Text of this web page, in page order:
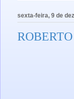
sexta-feira, 9 de